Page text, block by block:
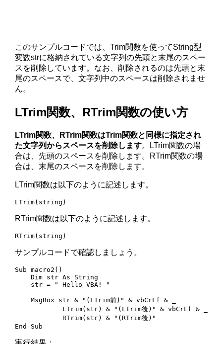
このサンプルコードでは、Trim関数を使ってString型
変数strに格納されている文字列の先頭と末尾のスペー
スを削除しています。なお、削除されるのは先頭と末
尾のスペースで、文字列中のスペースは削除されませ
ん。
LTrim関数、RTrim関数の使い方
LTrim関数、RTrim関数はTrim関数と同様に指定され
た文字列からスペースを削除します。LTrim関数の場
合は、先頭のスペースを削除します。RTrim関数の場
合は、末尾のスペースを削除します。
LTrim関数は以下のように記述します。
LTrim(string)
RTrim関数は以下のように記述します。
RTrim(string)
サンプルコードで確認しましょう。
Sub macro2()
    Dim str As String
    str = " Hello VBA! "
    MsgBox str & "(LTrim前)" & vbCrLf & _
            LTrim(str) & "(LTrim後)" & vbCrLf & _
            RTrim(str) & "(RTrim後)"
End Sub